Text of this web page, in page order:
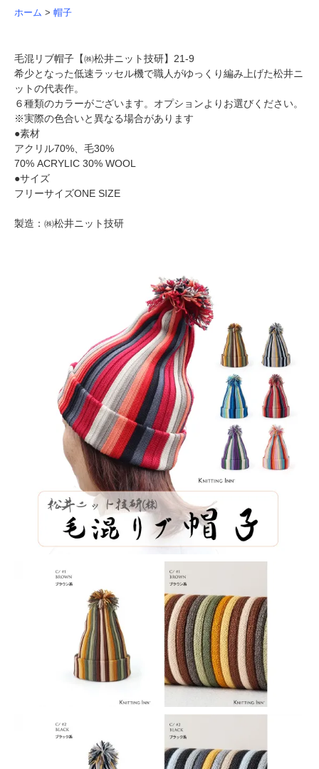
ホーム > 帽子
毛混リブ帽子【㈱松井ニット技研】21-9
希少となった低速ラッセル機で職人がゆっくり編み上げた松井ニ
ットの代表作。
６種類のカラーがございます。オプションよりお選びください。
※実際の色合いと異なる場合があります
●素材
アクリル70%、毛30%
70% ACRYLIC 30% WOOL
●サイズ
フリーサイズONE SIZE
製造：㈱松井ニット技研